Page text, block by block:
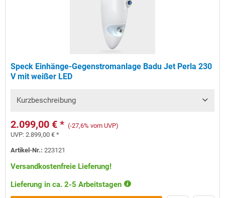
Speck Einhänge-Gegenstromanlage Badu Jet Perla 230
V mit weißer LED
Kurzbeschreibung
2.099,00 € * (-27,6% vom UVP)
UVP:2.899,00 € *
Artikel-Nr.:223121
Versandkostenfreie Lieferung!
Lieferung in ca. 2-5 Arbeitstagen